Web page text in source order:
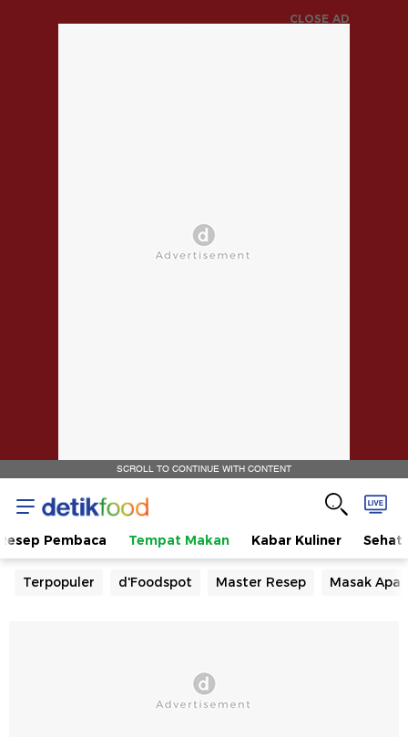
CLOSE AD
SCROLL TO CONTINUE WITH CONTENT
Pembaca Tempat Makan Kabar Kuliner Sehat
Terpopuler d'Foodspot Master Resep Masak Apa